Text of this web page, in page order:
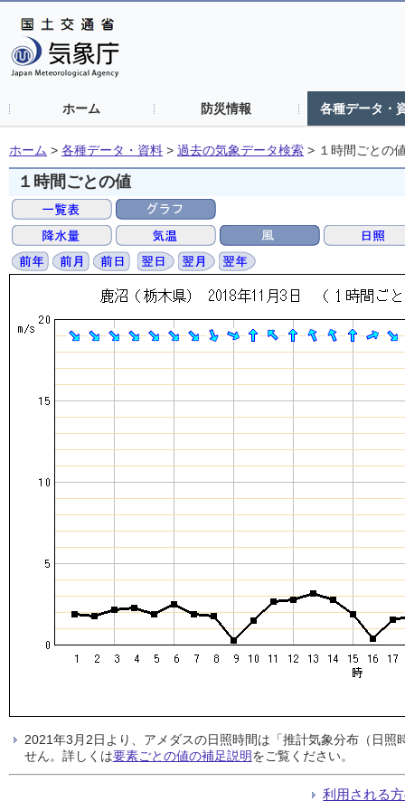
ホーム 防災情報 各種データ・
ホーム > 各種データ・資料 > 過去の気象データ検索 > １時間ごとの
１時間ごとの値
2021年3月2日より、アメダスの日照時間は「推計気象分布（日
せん。詳しくは要素ごとの値の補足説明をご覧ください。
利用される